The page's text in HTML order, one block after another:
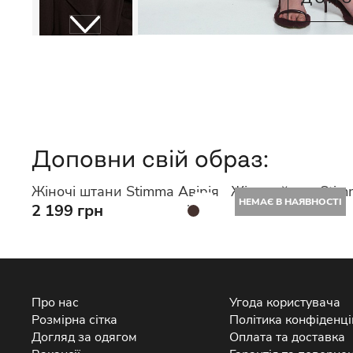
Доповни свій образ:
Жіночі штани Stimma Авірія
2 199 грн НЕМАЄ В НАЯВНОСТІ
Жіночий топ
Про нас
Розмірна сітка
Догляд за одягом
Угода користувача
Політика
Оплата та доставка